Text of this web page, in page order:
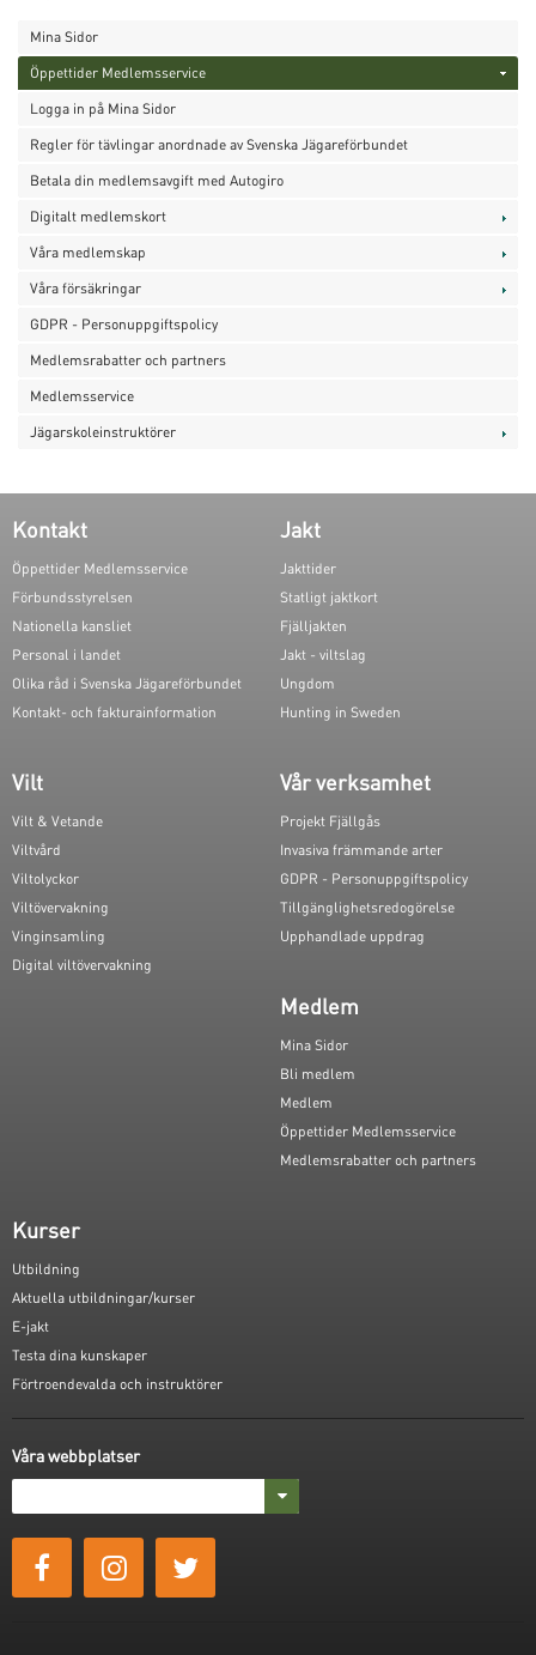
Mina Sidor
Öppettider Medlemsservice
Logga in på Mina Sidor
Regler för tävlingar anordnade av Svenska Jägareförbundet
Betala din medlemsavgift med Autogiro
Digitalt medlemskort
Våra medlemskap
Våra försäkringar
GDPR - Personuppgiftspolicy
Medlemsrabatter och partners
Medlemsservice
Jägarskoleinstruktörer
Kontakt
Öppettider Medlemsservice
Förbundsstyrelsen
Nationella kansliet
Personal i landet
Olika råd i Svenska Jägareförbundet
Kontakt- och fakturainformation
Jakt
Jakttider
Statligt jaktkort
Fjälljakten
Jakt - viltslag
Ungdom
Hunting in Sweden
Vilt
Vilt & Vetande
Viltvård
Viltolyckor
Viltövervakning
Vinginsamling
Digital viltövervakning
Vår verksamhet
Projekt Fjällgås
Invasiva främmande arter
GDPR - Personuppgiftspolicy
Tillgänglighetsredogörelse
Upphandlade uppdrag
Medlem
Mina Sidor
Bli medlem
Medlem
Öppettider Medlemsservice
Medlemsrabatter och partners
Kurser
Utbildning
Aktuella utbildningar/kurser
E-jakt
Testa dina kunskaper
Förtroendevalda och instruktörer
Våra webbplatser